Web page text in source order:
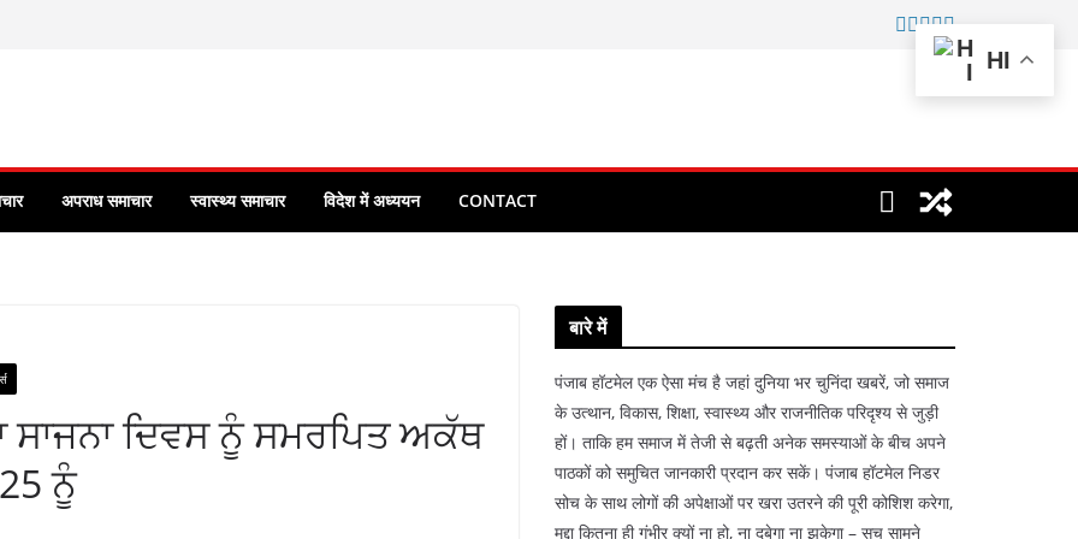
अपराध समाचार स्वास्थ्य समाचार विदेश में अध्ययन CONTACT
ਸਾਜਨਾ ਦਿਵਸ ਨੂੰ ਸਮਰਪਿਤ ਅਕੱਥ
ਨੂੰ
बारे में
पंजाब हॉटमेल एक ऐसा मंच है जहां दुनिया भर चुनिंदा खबरें, जो समाज
के उत्थान, विकास, शिक्षा, स्वास्थ्य और राजनीतिक परिदृश्य से जुड़ी
हों। ताकि हम समाज में तेजी से बढ़ती अनेक समस्याओं के बीच अपने
पाठकों को समुचित जानकारी प्रदान कर सकें। पंजाब हॉटमेल निडर
सोच के साथ लोगों की अपेक्षाओं पर खरा उतरने की पूरी कोशिश करेगा,
मुद्दा कितना ही गंभीर क्यों ना हो, ना दबेगा ना झुकेगा – सच सामने
HI